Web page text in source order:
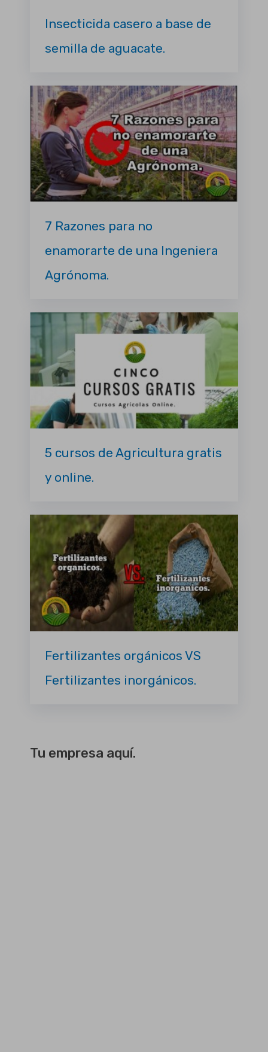
Insecticida casero a base de
semilla de aguacate.
7 Razones para no
enamorarte de una Ingeniera
Agrónoma.
5 cursos de Agricultura gratis
y online.
Fertilizantes orgánicos VS
Fertilizantes inorgánicos.
Tu empresa aquí.